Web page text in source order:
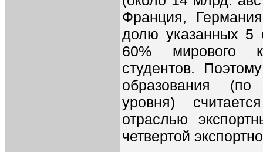
Франция,
долю указанных 5
60% мирового
студентов.
образования (по
уровня)
отраслью
четвертой